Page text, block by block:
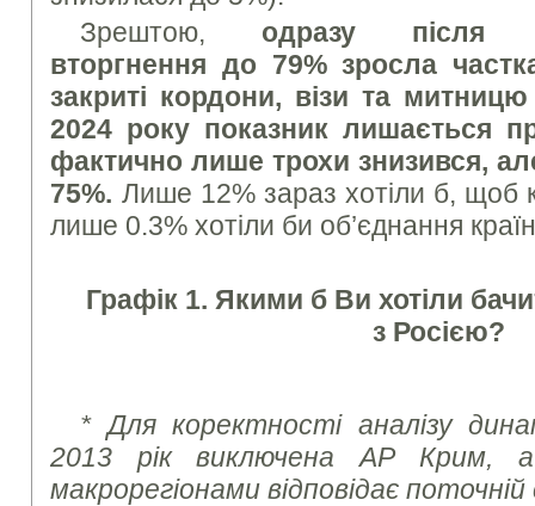
Зрештою, одразу після
вторгнення до 79% зросла
закриті кордони, візи та
2024 року показник лишається
фактично лише трохи знизився,
75%. Лише 12% зараз хотіли б, щоб
лише 0.3% хотіли би об’єднання
Графік 1. Якими б Ви хотіли
з Росією?
* Для коректності аналізу
2013 рік виключена АР Крим, а
макрорегіонами відповідає поточній